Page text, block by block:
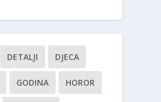
DETALJI DJECA
GODINA HOROR